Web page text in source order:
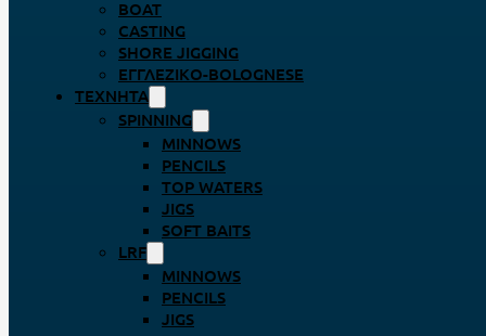
BOAT
CASTING
SHORE JIGGING
ΕΓΓΛΈΖΙΚΟ-BOLOGNESE
ΤΕΧΝΗΤΆ
SPINNING
MINNOWS
PENCILS
TOP WATERS
JIGS
SOFT BAITS
LRF
MINNOWS
PENCILS
JIGS